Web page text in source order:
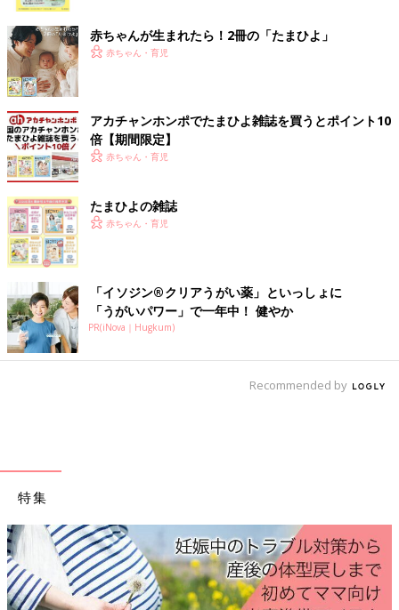
出典：Instagramアカウント「shiichan_ksn」
濯タグには名前を書くところが付いているようなので、
幼稚園でも使いやすそう！こちらは2点セットで販売されている
とのこと。
プチプラなのに高クオリティ！ハローキティのワッ
ペンTシャツ
赤ちゃんが生まれたら！2冊の「たまひよ」
赤ちゃん・育児
アカチャンホンポでたまひよ雑誌を買うとポイント10
倍【期間限定】
赤ちゃん・育児
たまひよの雑誌
赤ちゃん・育児
「イソジン®クリアうがい薬」といっしょに
「うがいパワー」で一年中！ 健やか
PR(iNova｜Hugkum)
Recommended by
特集